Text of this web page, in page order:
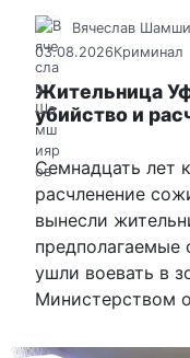
Вячеслав
03.08.2026Криминал
Жительница
убийство и
Семнадцать лет
расчленение
вынесли
предполагаемые
ушли воевать в
Министерством